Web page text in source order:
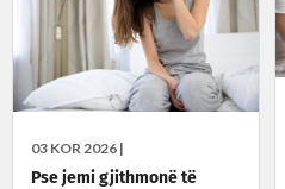
03 KOR 2026 |
Pse jemi gjithmonë të